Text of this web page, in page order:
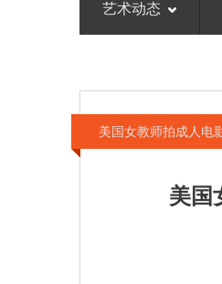
艺术动态
美国女教师拍成人电
美国